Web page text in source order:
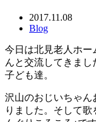
2017.11.08
Blog
今日は北見老人ホー
んと交流してきま
子ども達。
沢山のおじいちゃん
りました。そして